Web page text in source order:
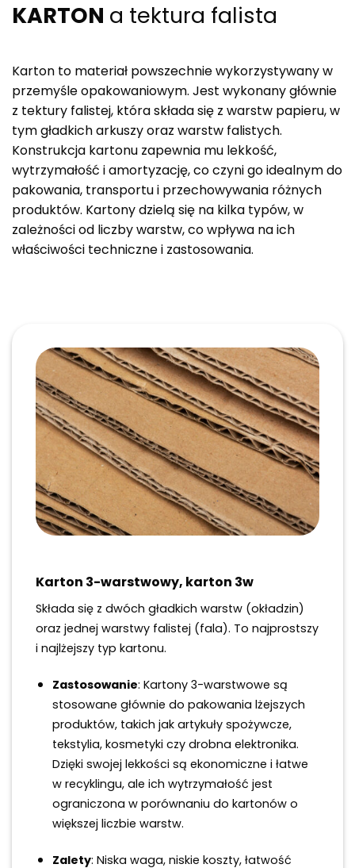
KARTON a tektura falista
Karton to materiał powszechnie wykorzystywany w
przemyśle opakowaniowym. Jest wykonany głównie
z tektury falistej, która składa się z warstw papieru, w
tym gładkich arkuszy oraz warstw falistych.
Konstrukcja kartonu zapewnia mu lekkość,
wytrzymałość i amortyzację, co czyni go idealnym do
pakowania, transportu i przechowywania różnych
produktów. Kartony dzielą się na kilka typów, w
zależności od liczby warstw, co wpływa na ich
właściwości techniczne i zastosowania.
Karton 3-warstwowy, karton 3w
Składa się z dwóch gładkich warstw (okładzin)
oraz jednej warstwy falistej (fala). To najprostszy
i najlżejszy typ kartonu.
Zastosowanie: Kartony 3-warstwowe są
stosowane głównie do pakowania lżejszych
produktów, takich jak artykuły spożywcze,
tekstylia, kosmetyki czy drobna elektronika.
Dzięki swojej lekkości są ekonomiczne i łatwe
w recyklingu, ale ich wytrzymałość jest
ograniczona w porównaniu do kartonów o
większej liczbie warstw.
Zalety: Niska waga, niskie koszty, łatwość